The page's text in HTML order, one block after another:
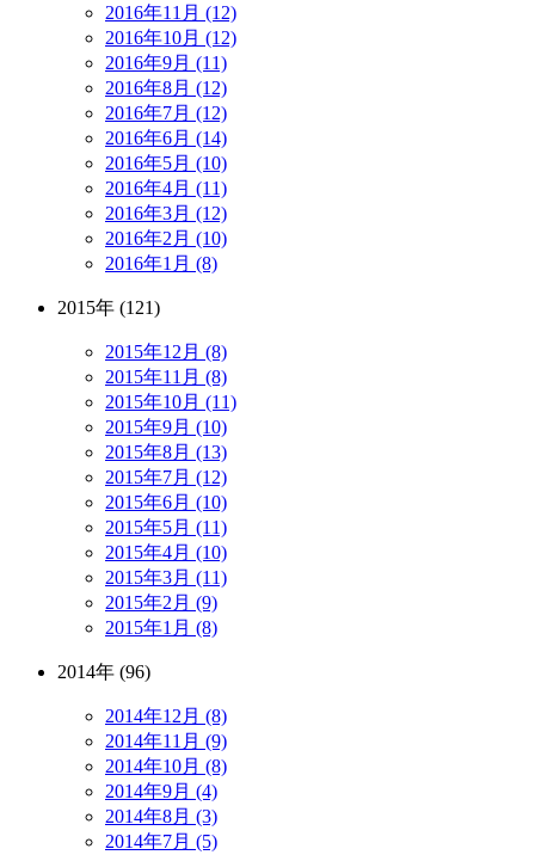
2016年11月 (12)
2016年10月 (12)
2016年9月 (11)
2016年8月 (12)
2016年7月 (12)
2016年6月 (14)
2016年5月 (10)
2016年4月 (11)
2016年3月 (12)
2016年2月 (10)
2016年1月 (8)
2015年 (121)
2015年12月 (8)
2015年11月 (8)
2015年10月 (11)
2015年9月 (10)
2015年8月 (13)
2015年7月 (12)
2015年6月 (10)
2015年5月 (11)
2015年4月 (10)
2015年3月 (11)
2015年2月 (9)
2015年1月 (8)
2014年 (96)
2014年12月 (8)
2014年11月 (9)
2014年10月 (8)
2014年9月 (4)
2014年8月 (3)
2014年7月 (5)